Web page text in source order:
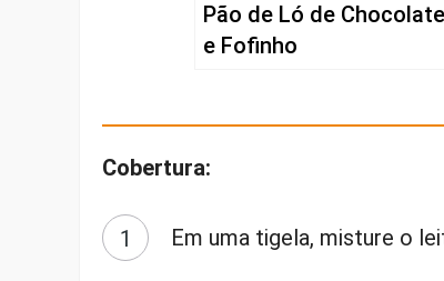
Pão de Ló de
e Fofinho
Cobertura:
Em uma tigela, misture o